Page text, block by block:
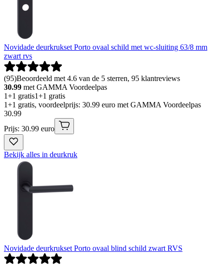
Novidade deurkrukset Porto ovaal schild met wc-sluiting 63/8 mm
zwart rvs
(95)Beoordeeld met 4.6 van de 5 sterren, 95 klantreviews
30.99 met GAMMA Voordeelpas
1+1 gratis1+1 gratis
1+1 gratis, voordeelprijs: 30.99 euro met GAMMA Voordeelpas
30.99
Prijs: 30.99 euro
Bekijk alles in deurkruk
Novidade deurkrukset Porto ovaal blind schild zwart RVS